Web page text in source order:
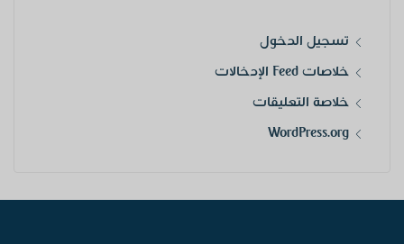
تسجيل الدخول
خلاصات Feed الإدخالات
خلاصة التعليقات
WordPress.org